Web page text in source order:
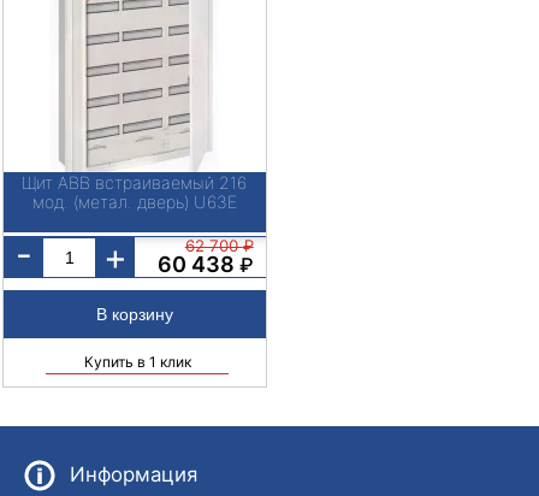
Щит ABB встраиваемый 216
мод. (метал. дверь) U63E
- + 62 700₽
60 438 ₽
Купить в 1 клик
Информация